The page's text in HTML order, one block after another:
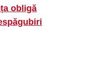
obligă